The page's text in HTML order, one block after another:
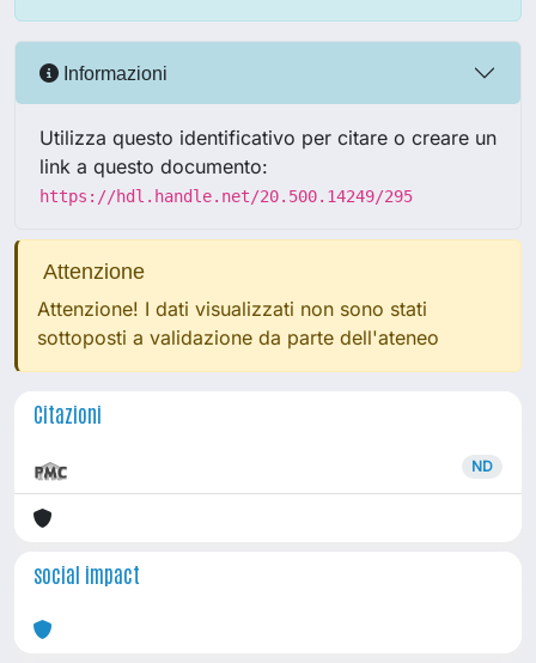
Informazioni
Utilizza questo identificativo per citare o creare un
link a questo documento:
https://hdl.handle.net/20.500.14249/295
Attenzione
Attenzione! I dati visualizzati non sono stati
sottoposti a validazione da parte dell'ateneo
Citazioni
ND
social impact